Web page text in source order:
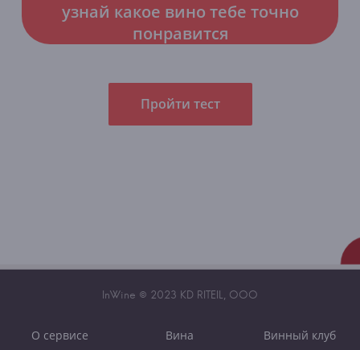
узнай какое вино тебе точно
понравится
Пройти тест
InWine © 2023 KD RITEIL, OOO
О сервисе Вина Винный клуб